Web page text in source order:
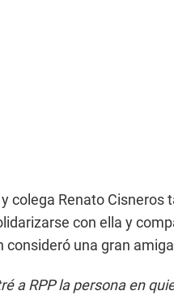
colega Renato Cisneros
con ella y
consideró una gran
a RPP la persona en